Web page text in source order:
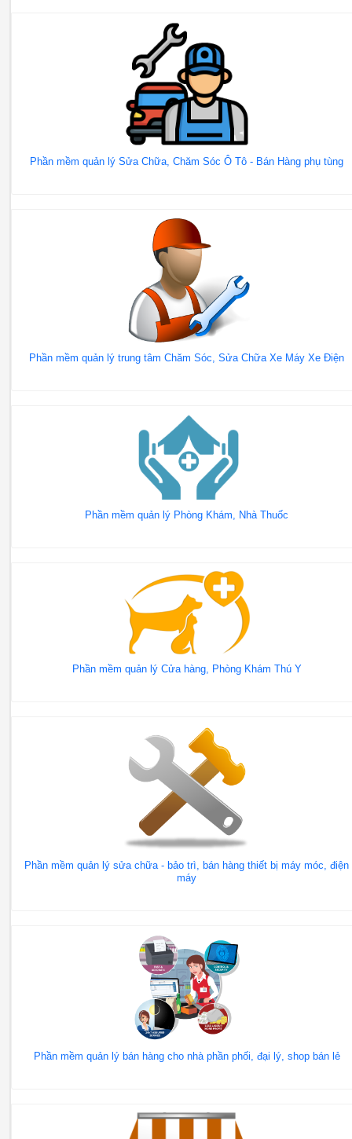
Phần mềm quản lý Sửa Chữa, Chăm Sóc Ô Tô - Bán Hàng phụ tùng
Phần mềm quản lý trung tâm Chăm Sóc, Sửa Chữa Xe Máy Xe Điện
Phần mềm quản lý Phòng Khám, Nhà Thuốc
Phần mềm quản lý Cửa hàng, Phòng Khám Thú Y
Phần mềm quản lý sửa chữa - bảo trì, bán hàng thiết bị máy móc, điện
máy
Phần mềm quản lý bán hàng cho nhà phần phối, đại lý, shop bán lẻ